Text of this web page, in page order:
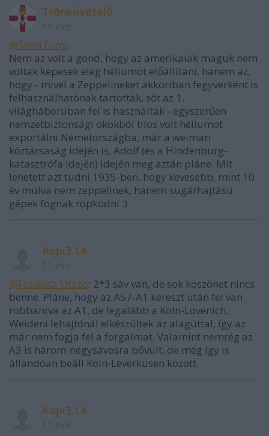
Trónkövetelő
@SomiTomi:
Nem az volt a gond, hogy az amerikaiak maguk nem
voltak képesek elég héliumot előállítani, hanem az,
hogy - mivel a Zeppelineket akkoriban fegyverként is
felhasználhatónak tartották, sőt az 1.
világháborúban fel is használták - egyszerűen
nemzetbiztonsági okokból tilos volt héliumot
exportálni Németországba, már a weimari
köztársaság idején is, Adolf (és a Hindenburg-
katasztrófa idején) idején meg aztán pláne. Mit
lehetett azt tudni 1935-ben, hogy kevesebb, mint 10
év múlva nem zeppelinek, hanem sugárhajtású
gépek fognak röpködni :)
Kopi3.14
@Fradista Utazó: 2*3 sáv van, de sok köszönet nincs
benne. Pláne, hogy az A57-A1 kereszt után fel van
robbantva az A1, de legalább a Köln-Lövenich,
Weideni lehajtónál elkészültek az alagúttal, így az
már nem fogja fel a forgalmat. Valamint nemrég az
A3 is három-négysávosra bővült, de még így is
állandóan beáll Köln-Leverkusen között.
Kopi3.14